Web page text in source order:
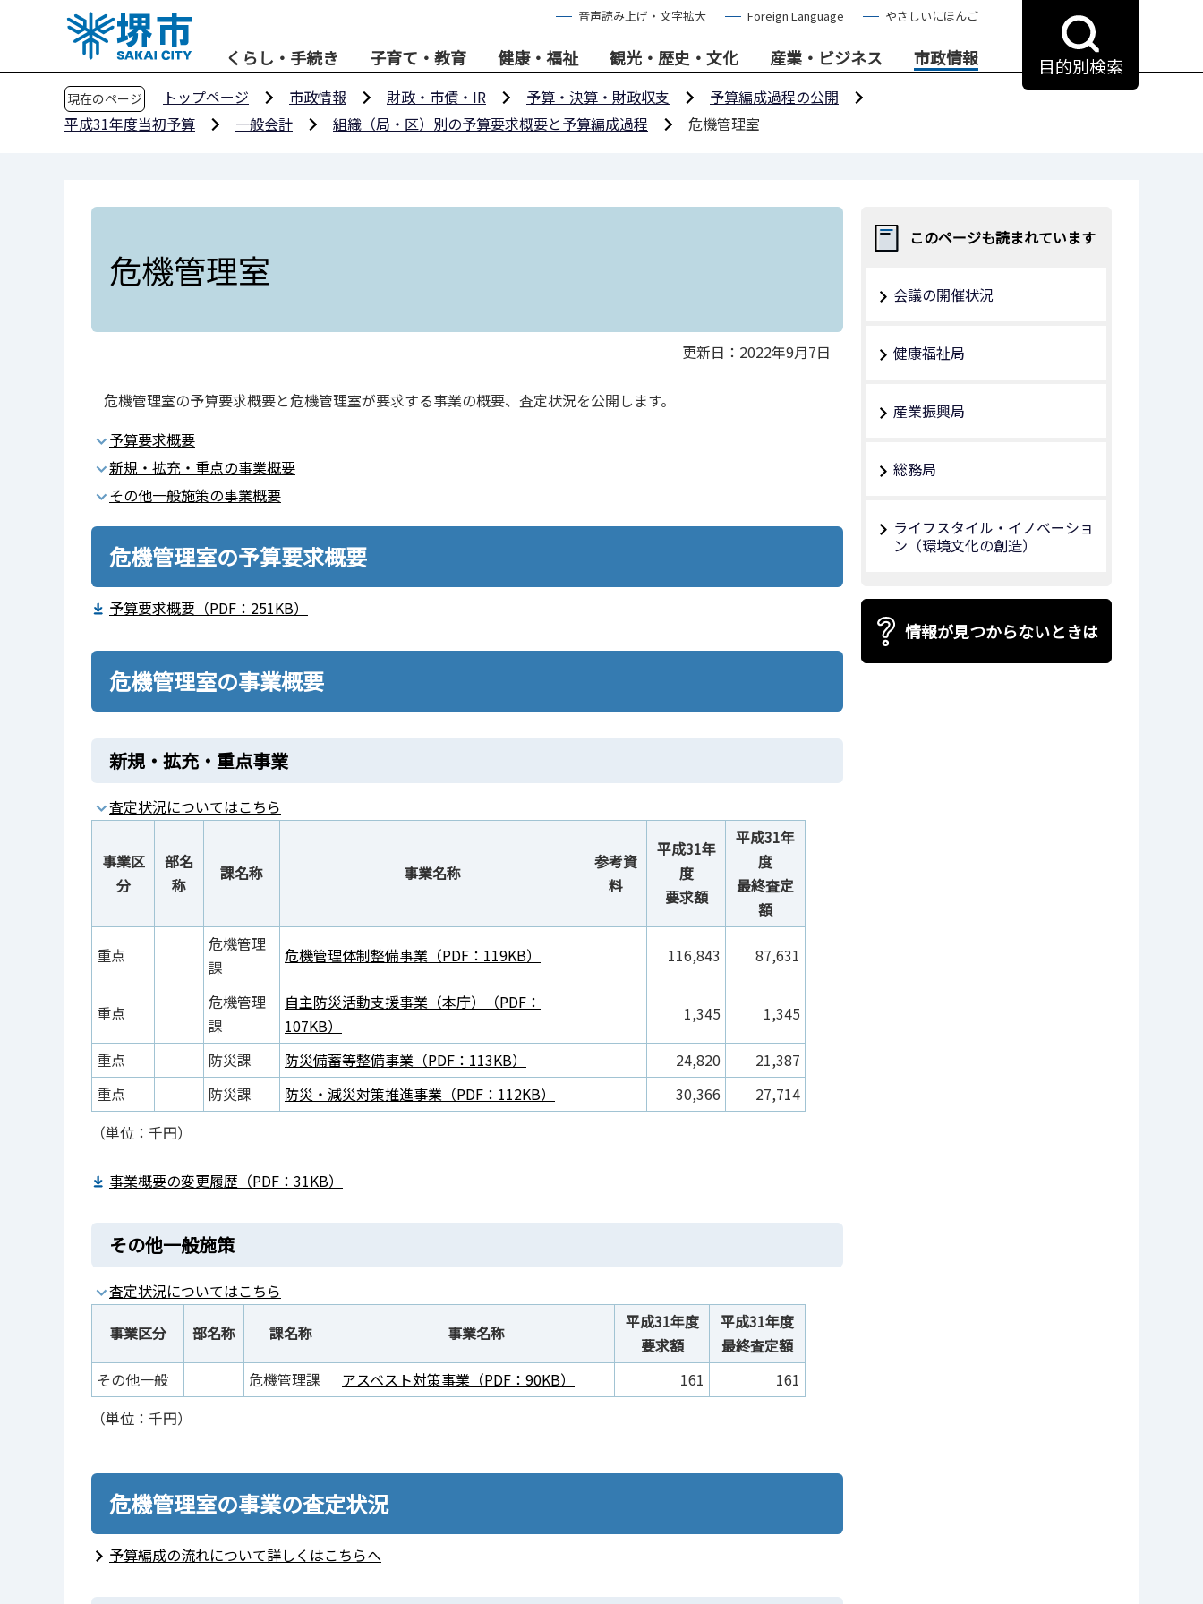
音声読み上げ・文字拡大 Foreign Language やさしいにほんご
くらし・手続き 子育て・教育 健康・福祉 観光・歴史・文化 産業・ビジネス 市政情報 目的別検索
現在のページ トップページ 市政情報 財政・市債・IR 予算・決算・財政収支
予算編成過程の公開
平成31年度当初予算
一般会計 組織（局・区）別の予算要求概要と予算編成過程 危機管理室
危機管理室
更新日：2022年9月7日
危機管理室の予算要求概要と危機管理室が要求する事業の概要、査定状況を公開します。
予算要求概要
新規・拡充・重点の事業概要
その他一般施策の事業概要
危機管理室の予算要求概要
予算要求概要（PDF：251KB）
危機管理室の事業概要
新規・拡充・重点事業
査定状況についてはこちら
事業区
分
部名
称
課名称 事業名称
参考資
料
平成31年
度
要求額
平成31年
度
最終査定
額
重点
危機管理
課
危機管理体制整備事業（PDF：119KB） 116,843 87,631
重点
危機管理
課
自主防災活動支援事業（本庁）（PDF：
107KB）
1,345 1,345
重点 防災課 防災備蓄等整備事業（PDF：113KB） 24,820
21,387
重点
防災課 防災・減災対策推進事業（PDF：112KB） 30,366
27,714
（単位：千円）
事業概要の変更履歴（PDF：31KB）
その他一般施策
査定状況についてはこちら
事業区分
部名称 課名称 事業名称
平成31年度
要求額
平成31年度
最終査定額
その他一般
危機管理課 アスベスト対策事業（PDF：90KB） 161
161
（単位：千円）
危機管理室の事業の査定状況
予算編成の流れについて詳しくはこちらへ
このページも読まれています
会議の開催状況
健康福祉局
産業振興局
総務局
ライフスタイル・イノベーショ
ン（環境文化の創造）
情報が見つからないときは